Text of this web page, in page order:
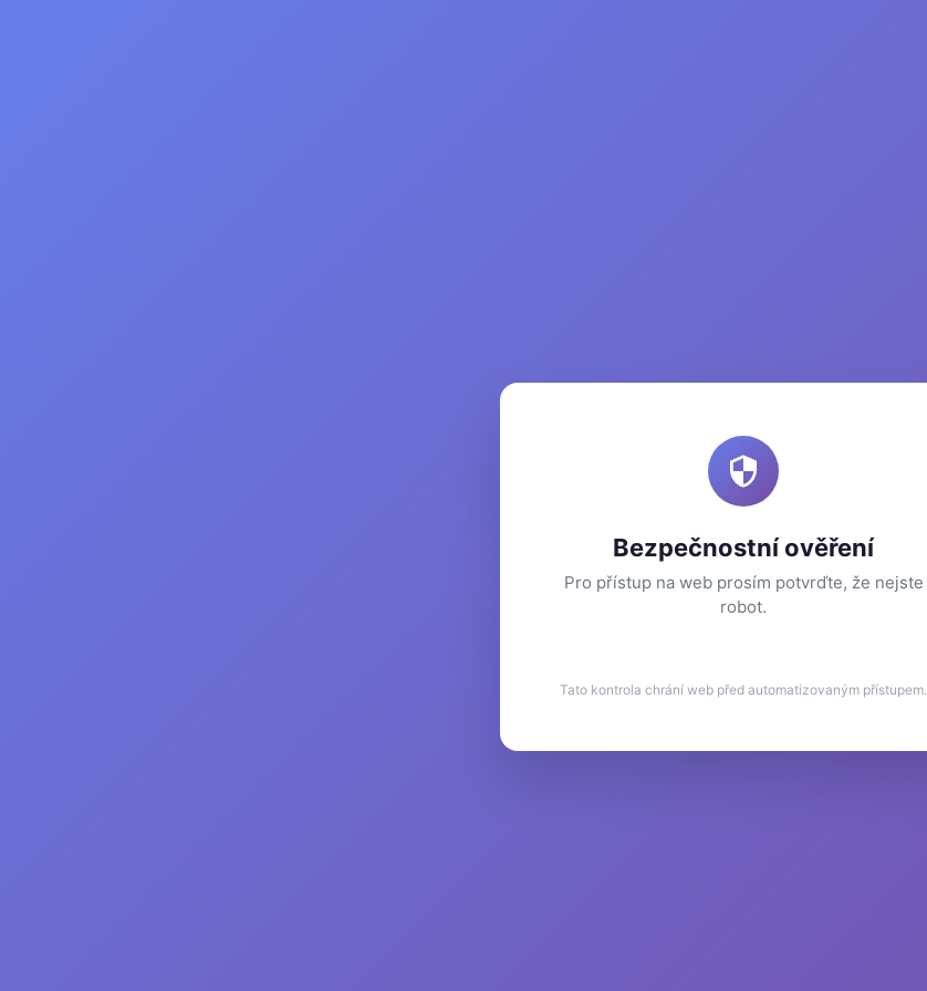
Bezpečnostní ověření
Pro přístup na web prosím potvrďte, že nejste
robot.
Tato kontrola chrání web před automatizovaným přístupem.